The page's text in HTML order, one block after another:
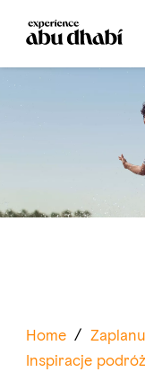
Home /
Inspiracje